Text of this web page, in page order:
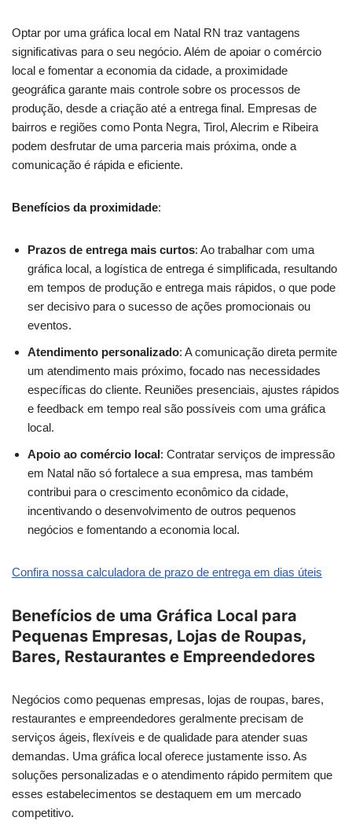
Optar por uma gráfica local em Natal RN traz vantagens
significativas para o seu negócio. Além de apoiar o comércio
local e fomentar a economia da cidade, a proximidade
geográfica garante mais controle sobre os processos de
produção, desde a criação até a entrega final. Empresas de
bairros e regiões como Ponta Negra, Tirol, Alecrim e Ribeira
podem desfrutar de uma parceria mais próxima, onde a
comunicação é rápida e eficiente.
Benefícios da proximidade:
Prazos de entrega mais curtos: Ao trabalhar com uma
gráfica local, a logística de entrega é simplificada, resultando
em tempos de produção e entrega mais rápidos, o que pode
ser decisivo para o sucesso de ações promocionais ou
eventos.
Atendimento personalizado: A comunicação direta permite
um atendimento mais próximo, focado nas necessidades
específicas do cliente. Reuniões presenciais, ajustes rápidos
e feedback em tempo real são possíveis com uma gráfica
local.
Apoio ao comércio local: Contratar serviços de impressão
em Natal não só fortalece a sua empresa, mas também
contribui para o crescimento econômico da cidade,
incentivando o desenvolvimento de outros pequenos
negócios e fomentando a economia local.
Confira nossa calculadora de prazo de entrega em dias úteis
Benefícios de uma Gráfica Local para
Pequenas Empresas, Lojas de Roupas,
Bares, Restaurantes e Empreendedores
Negócios como pequenas empresas, lojas de roupas, bares,
restaurantes e empreendedores geralmente precisam de
serviços ágeis, flexíveis e de qualidade para atender suas
demandas. Uma gráfica local oferece justamente isso. As
soluções personalizadas e o atendimento rápido permitem que
esses estabelecimentos se destaquem em um mercado
competitivo.